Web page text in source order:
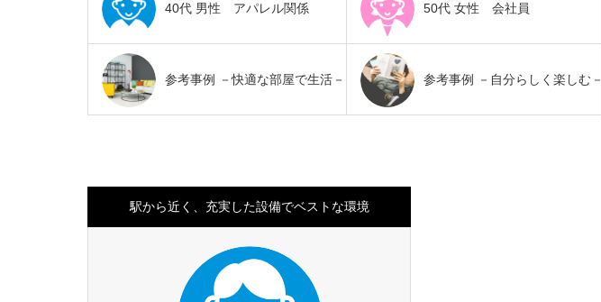
40代 男性 アパレル関係 50代 女性 会社員
参考事例 －快適な部屋で生活－ 参考事例 －自分らしく楽しむ－
駅から近く、充実した設備でベストな環境